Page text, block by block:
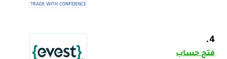
4.
فتح حساب